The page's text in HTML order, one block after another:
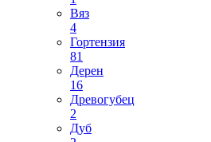
Вяз
4
Гортензия
81
Дерен
16
Древогубец
2
Дуб